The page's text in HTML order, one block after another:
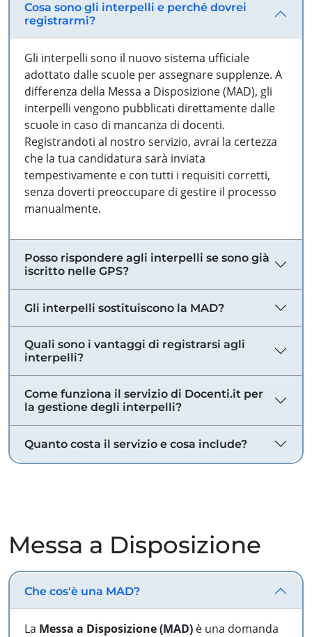
Cosa sono gli interpelli e perché dovrei
registrarmi?
Gli interpelli sono il nuovo sistema ufficiale
adottato dalle scuole per assegnare supplenze. A
differenza della Messa a Disposizione (MAD), gli
interpelli vengono pubblicati direttamente dalle
scuole in caso di mancanza di docenti.
Registrandoti al nostro servizio, avrai la certezza
che la tua candidatura sarà inviata
tempestivamente e con tutti i requisiti corretti,
senza doverti preoccupare di gestire il processo
manualmente.
Posso rispondere agli interpelli se sono già
iscritto nelle GPS?
Gli interpelli sostituiscono la MAD?
Quali sono i vantaggi di registrarsi agli
interpelli?
Come funziona il servizio di Docenti.it per
la gestione degli interpelli?
Quanto costa il servizio e cosa include?
Messa a Disposizione
Che cos'è una MAD?
La Messa a Disposizione (MAD) è una domanda